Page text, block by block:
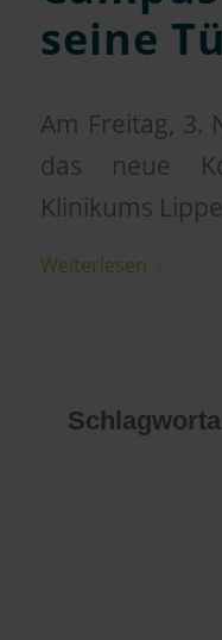
seine
Am Freitag, 3.
das neue
Klinikums
Weiterlesen